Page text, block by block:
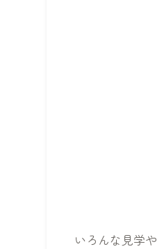
いろんな見学や